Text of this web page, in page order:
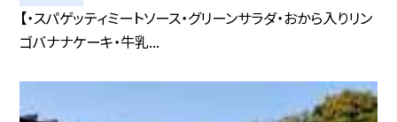
【・スパゲッティミートソース・グリーンサラダ・おから入りリン
ゴバナナケーキ・牛乳...